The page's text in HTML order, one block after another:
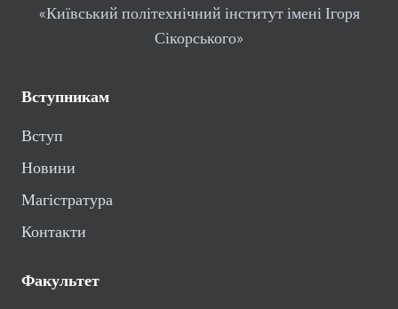
«Київський політехнічний інститут імені Ігоря
Сікорського»
Вступникам
Вступ
Новини
Магістратура
Контакти
Факультет